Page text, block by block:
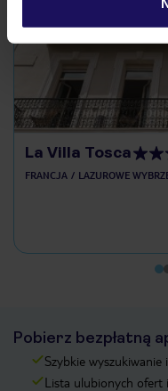
La Villa Tosca
FRANCJA LAZUROWE
Pobierz bezpłatną
Szybkie
Lista ulubionych ofert